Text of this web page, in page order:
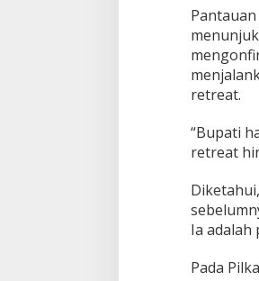
l
a
s
a
n
n
retreat.
“Bupati
retreat
Ia adalah
Pada